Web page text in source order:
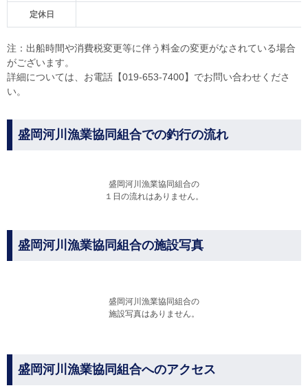
定休日
注：出船時間や消費税変更等に伴う料金の変更がなされている場合
がございます。
詳細については、お電話【019-653-7400】でお問い合わせくださ
い。
盛岡河川漁業協同組合での釣行の流れ
盛岡河川漁業協同組合の
１日の流れはありません。
盛岡河川漁業協同組合の施設写真
盛岡河川漁業協同組合の
施設写真はありません。
盛岡河川漁業協同組合へのアクセス